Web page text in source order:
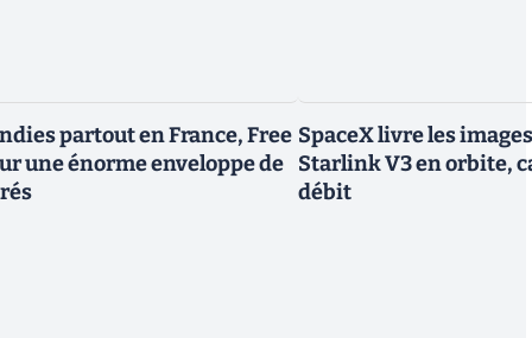
partout en France, Free
une énorme enveloppe de
SpaceX livre les
Starlink V3 en orbite,
débit